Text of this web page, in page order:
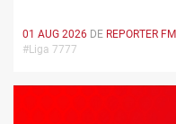
01 AUG 2026 DE REPORTER
#Liga 7777